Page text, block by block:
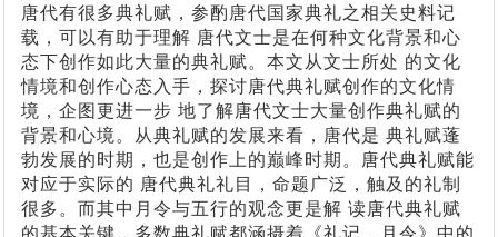
唐代有很多典礼赋，参酌唐代国家典礼之相关史料记
载，可以有助于理解 唐代文士是在何种文化背景和心
态下创作如此大量的典礼赋。本文从文士所处 的文化
情境和创作心态入手，探讨唐代典礼赋创作的文化情
境，企图更进一步 地了解唐代文士大量创作典礼赋的
背景和心境。从典礼赋的发展来看，唐代是 典礼赋蓬
勃发展的时期，也是创作上的巅峰时期。唐代典礼赋能
对应于实际的 唐代典礼礼目，命题广泛，触及的礼制
很多。而其中月令与五行的观念更是解 读唐代典礼赋